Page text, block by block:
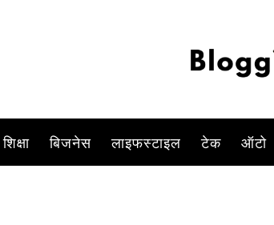
शिक्षा बिजनेस लाइफस्टाइल टेक ऑटो